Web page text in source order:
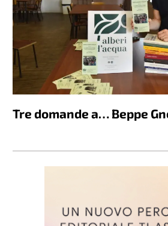
Tre domande a… Beppe